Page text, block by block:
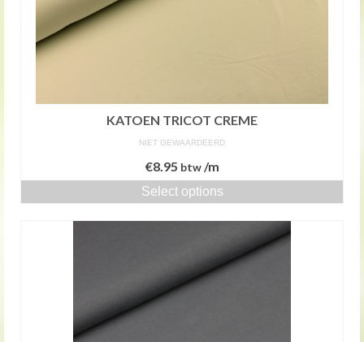
KATOEN TRICOT CREME
NIET GEWAARDEERD
€8.95 btw/m
Select options